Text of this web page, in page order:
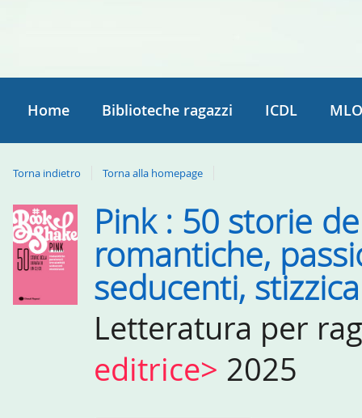
Home Biblioteche ragazzi ICDL
Torna indietro Torna alla homepage
Dettaglio
del
documento
Pink : 50 storie
romantiche,
seducenti,
Letteratura per
editrice> 2025